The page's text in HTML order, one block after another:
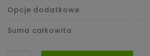
Opcje dodatkowe
Suma całkowita